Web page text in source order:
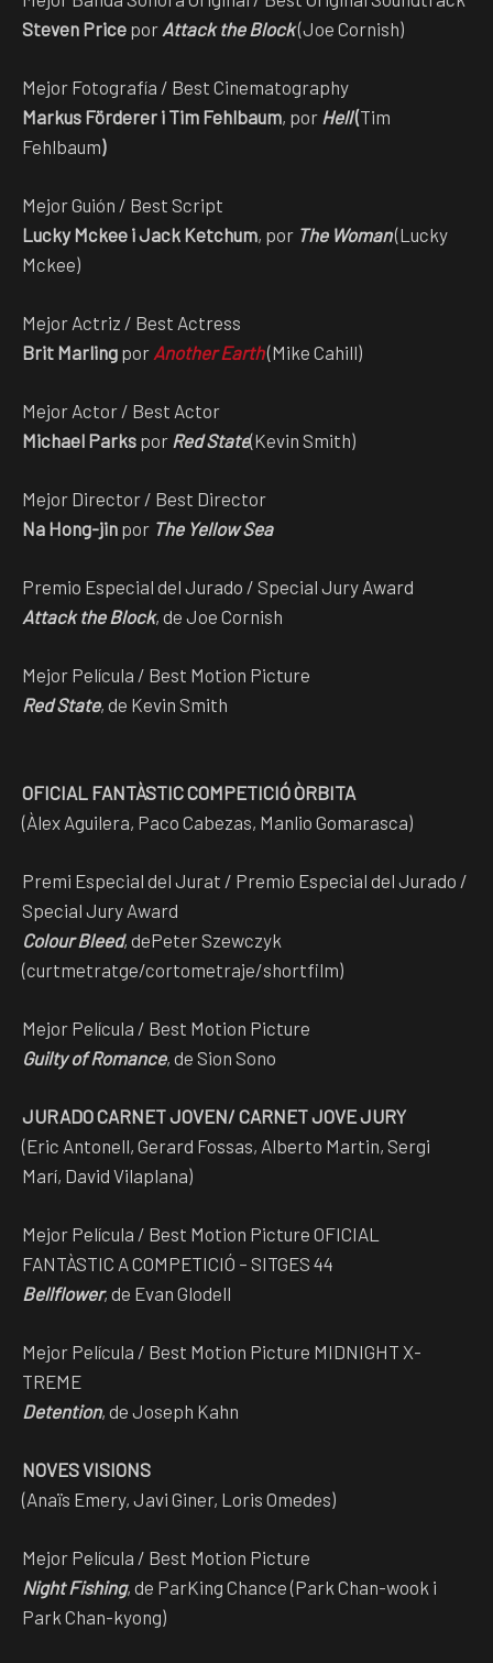
Steven Price por Attack the Block(Joe Cornish)
Mejor Fotografía / Best Cinematography
Markus Förderer i Tim Fehlbaum, por Hell(Tim
Fehlbaum)
Mejor Guión / Best Script
Lucky Mckee i Jack Ketchum, por The Woman(Lucky
Mckee)
Mejor Actriz / Best Actress
Brit Marling por Another Earth(Mike Cahill)
Mejor Actor / Best Actor
Michael Parks por Red State(Kevin Smith)
Mejor Director / Best Director
Na Hong-jin por The Yellow Sea
Premio Especial del Jurado / Special Jury Award
Attack the Block, de Joe Cornish
Mejor Película / Best Motion Picture
Red State, de Kevin Smith
OFICIAL FANTÀSTIC COMPETICIÓ ÒRBITA
(Àlex Aguilera, Paco Cabezas, Manlio Gomarasca)
Premi Especial del Jurat / Premio Especial del Jurado /
Special Jury Award
Colour Bleed, dePeter Szewczyk
(curtmetratge/cortometraje/shortfilm)
Mejor Película / Best Motion Picture
Guilty of Romance, de Sion Sono
JURADO CARNET JOVEN/ CARNET JOVE JURY
(Eric Antonell, Gerard Fossas, Alberto Martin, Sergi
Marí, David Vilaplana)
Mejor Película / Best Motion Picture OFICIAL
FANTÀSTIC A COMPETICIÓ – SITGES 44
Bellflower, de Evan Glodell
Mejor Película / Best Motion Picture MIDNIGHT X-
TREME
Detention, de Joseph Kahn
NOVES VISIONS
(Anaïs Emery, Javi Giner, Loris Omedes)
Mejor Película / Best Motion Picture
Night Fishing, de ParKing Chance (Park Chan-wook i
Park Chan-kyong)